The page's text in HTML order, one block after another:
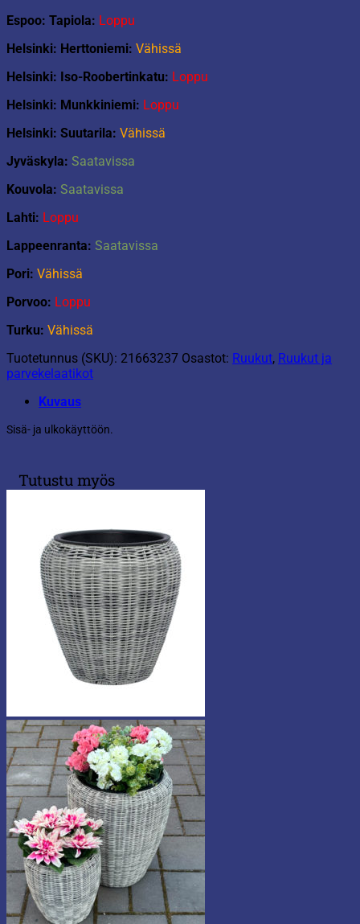
Espoo: Tapiola: Loppu
Helsinki: Herttoniemi: Vähissä
Helsinki: Iso-Roobertinkatu: Loppu
Helsinki: Munkkiniemi: Loppu
Helsinki: Suutarila: Vähissä
Jyväskyla: Saatavissa
Kouvola: Saatavissa
Lahti: Loppu
Lappeenranta: Saatavissa
Pori: Vähissä
Porvoo: Loppu
Turku: Vähissä
Tuotetunnus (SKU): 21663237 Osastot: Ruukut, Ruukut ja
parvekelaatikot
Kuvaus
Sisä- ja ulkokäyttöön.
Tutustu myös